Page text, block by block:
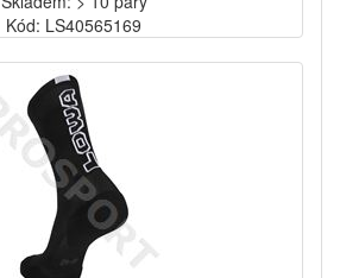
Kód: LS40565169